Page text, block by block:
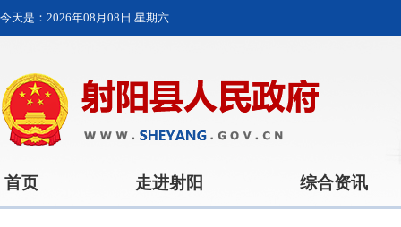
今天是： 2026年08月08日 星期六
首页 走进射阳 综合资讯